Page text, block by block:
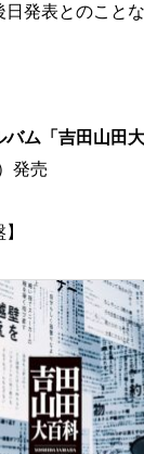
発表とのこと
ム「吉田山田大
発売